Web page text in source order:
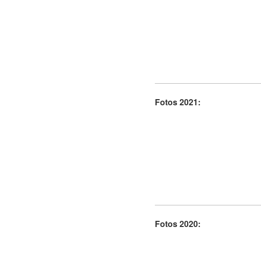
Fotos 2021:
Fotos 2020: